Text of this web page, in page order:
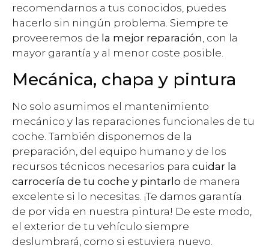
recomendarnos a tus conocidos, puedes
hacerlo sin ningún problema. Siempre te
proveeremos de la mejor reparación, con la
mayor garantía y al menor coste posible.
Mecánica, chapa y pintura
No solo asumimos el mantenimiento
mecánico y las reparaciones funcionales de tu
coche. También disponemos de la
preparación, del equipo humano y de los
recursos técnicos necesarios para cuidar la
carrocería de tu coche y pintarlo de manera
excelente si lo necesitas. ¡Te damos garantía
de por vida en nuestra pintura! De este modo,
el exterior de tu vehículo siempre
deslumbrará, como si estuviera nuevo.